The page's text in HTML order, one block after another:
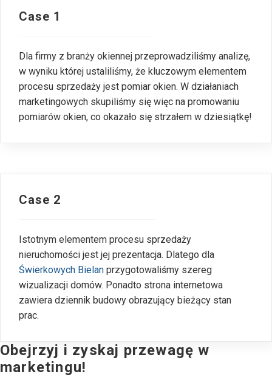
Case 1
Dla firmy z branży okiennej przeprowadziliśmy analizę,
w wyniku której ustaliliśmy, że kluczowym elementem
procesu sprzedaży jest pomiar okien. W działaniach
marketingowych skupiliśmy się więc na promowaniu
pomiarów okien, co okazało się strzałem w dziesiątkę!
Case 2
Istotnym elementem procesu sprzedaży
nieruchomości jest jej prezentacja. Dlatego dla
Świerkowych Bielan przygotowaliśmy szereg
wizualizacji domów. Ponadto strona internetowa
zawiera dziennik budowy obrazujący bieżący stan
prac.
Obejrzyj i zyskaj przewagę w
marketingu!